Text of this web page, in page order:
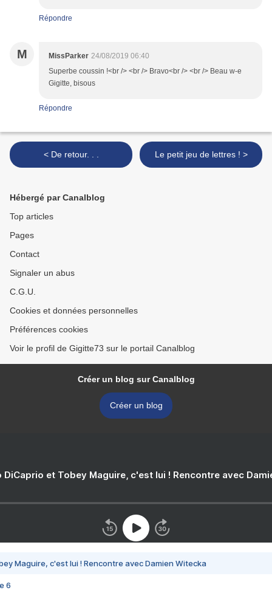
Répondre
M MissParker 24/08/2019 06:40
Superbe coussin !<br /> <br /> Bravo<br /> <br /> Beau w-e
Gigitte, bisous
Répondre
< De retour. . . Le petit jeu de lettres ! >
Hébergé par Canalblog
Top articles
Pages
Contact
Signaler un abus
C.G.U.
Cookies et données personnelles
Préférences cookies
Voir le profil de Gigitte73 sur le portail Canalblog
Créer un blog sur Canalblog
Créer un blog
DiCaprio et Tobey Maguire, c'est lui ! Rencontre avec
Maguire, c'est lui ! Rencontre avec Damien Witecka
6